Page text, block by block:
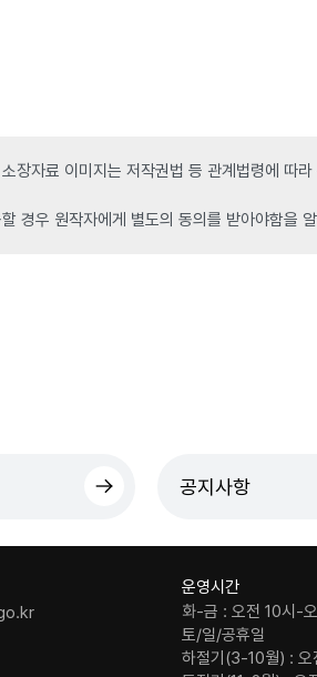
장자료 이미지는 저작권법 등 관계법령에 따
경우 원작자에게 별도의 동의를 받아야함을
공지사항
운영시간
화-금 : 오전 10시-
토/일/공휴일
하절기(3-10월) : 오